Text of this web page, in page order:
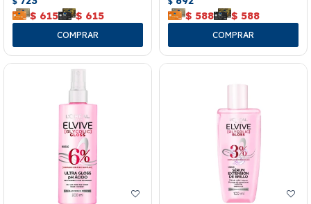
$ 615 $ 615 $ 588 $ 588